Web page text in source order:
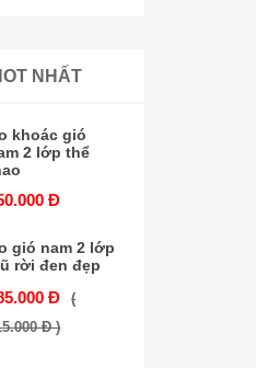
NHẤT
khoác gió
2 lớp thể
Đ
gió nam 2 lớp
rời đen đẹp
Đ
(
Đ )